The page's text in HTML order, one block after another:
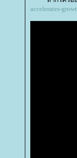
accelerates-